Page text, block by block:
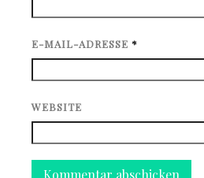
E-MAIL-ADRESSE *
WEBSITE